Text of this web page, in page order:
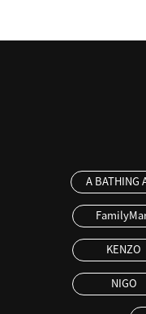
A BATHING
KENZO
NIGO